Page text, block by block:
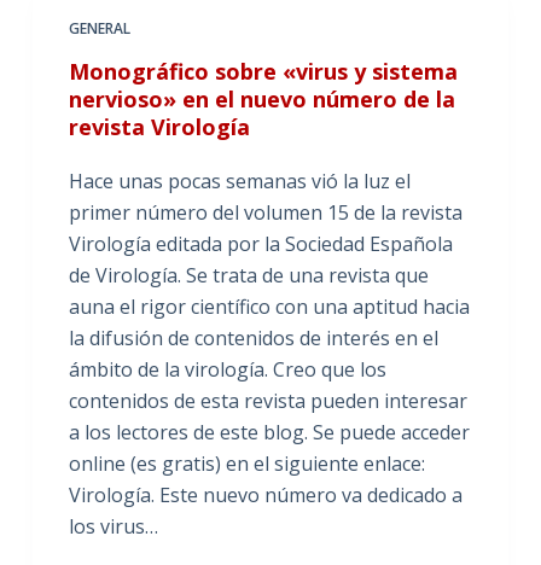
GENERAL
Monográfico sobre «virus y sistema
nervioso» en el nuevo número de la
revista Virología
Hace unas pocas semanas vió la luz el
primer número del volumen 15 de la revista
Virología editada por la Sociedad Española
de Virología. Se trata de una revista que
auna el rigor científico con una aptitud hacia
la difusión de contenidos de interés en el
ámbito de la virología. Creo que los
contenidos de esta revista pueden interesar
a los lectores de este blog. Se puede acceder
online (es gratis) en el siguiente enlace:
Virología. Este nuevo número va dedicado a
los virus…